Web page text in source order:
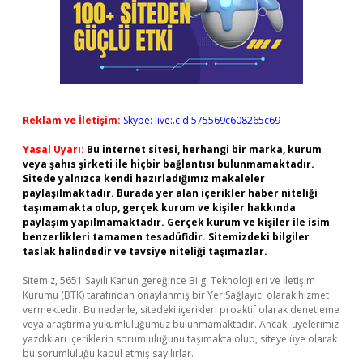
Reklam ve İletişim: Skype: live:.cid.575569c608265c69
Yasal Uyarı: Bu internet sitesi, herhangi bir marka, kurum
veya şahıs şirketi ile hiçbir bağlantısı bulunmamaktadır.
Sitede yalnızca kendi hazırladığımız makaleler
paylaşılmaktadır. Burada yer alan içerikler haber niteliği
taşımamakta olup, gerçek kurum ve kişiler hakkında
paylaşım yapılmamaktadır. Gerçek kurum ve kişiler ile isim
benzerlikleri tamamen tesadüfidir. Sitemizdeki bilgiler
taslak halindedir ve tavsiye niteliği taşımazlar.
Sitemiz, 5651 Sayılı Kanun gereğince Bilgi Teknolojileri ve İletişim
Kurumu (BTK) tarafından onaylanmış bir Yer Sağlayıcı olarak hizmet
vermektedir. Bu nedenle, sitedeki içerikleri proaktif olarak denetleme
veya araştırma yükümlülüğümüz bulunmamaktadır. Ancak, üyelerimiz
yazdıkları içeriklerin sorumluluğunu taşımakta olup, siteye üye olarak
bu sorumluluğu kabul etmiş sayılırlar.